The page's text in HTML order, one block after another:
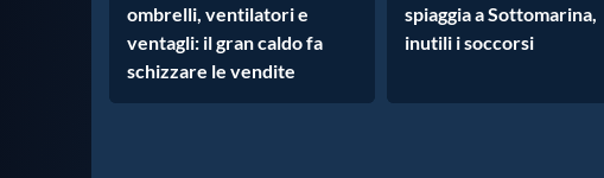
ombrelli, ventilatori e
ventagli: il gran caldo fa
schizzare le vendite
spiaggia a Sottomarina,
inutili i soccorsi